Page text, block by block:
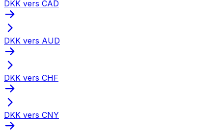
DKK vers CAD
DKK vers AUD
DKK vers CHF
DKK vers CNY